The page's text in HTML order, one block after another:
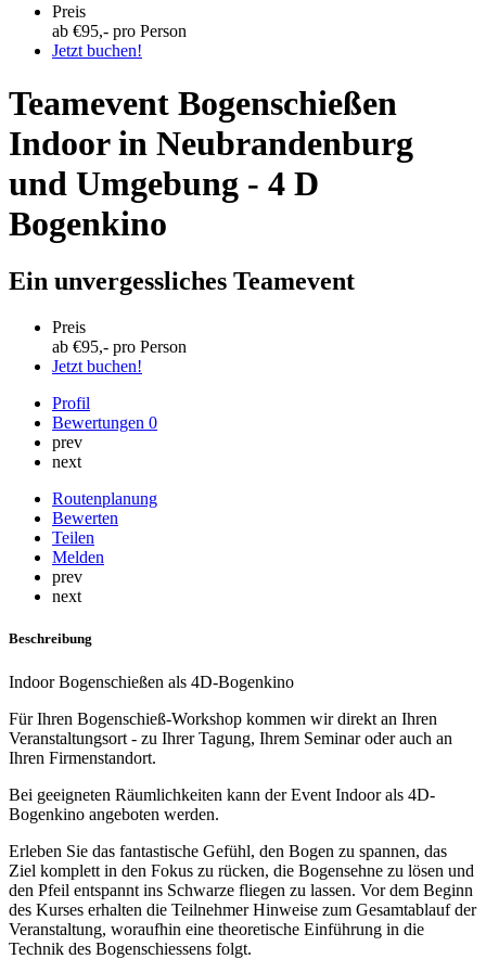
Preis
ab €95,- pro Person
Jetzt buchen!
Teamevent Bogenschießen
Indoor in Neubrandenburg
und Umgebung - 4 D
Bogenkino
Ein unvergessliches Teamevent
Preis
ab €95,- pro Person
Jetzt buchen!
Profil
Bewertungen 0
prev
next
Routenplanung
Bewerten
Teilen
Melden
prev
next
Beschreibung
Indoor Bogenschießen als 4D-Bogenkino
Für Ihren Bogenschieß-Workshop kommen wir direkt an Ihren
Veranstaltungsort - zu Ihrer Tagung, Ihrem Seminar oder auch an
Ihren Firmenstandort.
Bei geeigneten Räumlichkeiten kann der Event Indoor als 4D-
Bogenkino angeboten werden.
Erleben Sie das fantastische Gefühl, den Bogen zu spannen, das
Ziel komplett in den Fokus zu rücken, die Bogensehne zu lösen und
den Pfeil entspannt ins Schwarze fliegen zu lassen. Vor dem Beginn
des Kurses erhalten die Teilnehmer Hinweise zum Gesamtablauf der
Veranstaltung, woraufhin eine theoretische Einführung in die
Technik des Bogenschiessens folgt.